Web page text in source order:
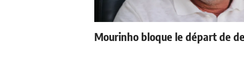
Mourinho bloque le départ de